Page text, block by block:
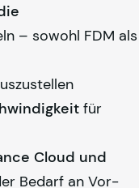
– sowohl FDM als
für
Cloud und
Bedarf an Vor-